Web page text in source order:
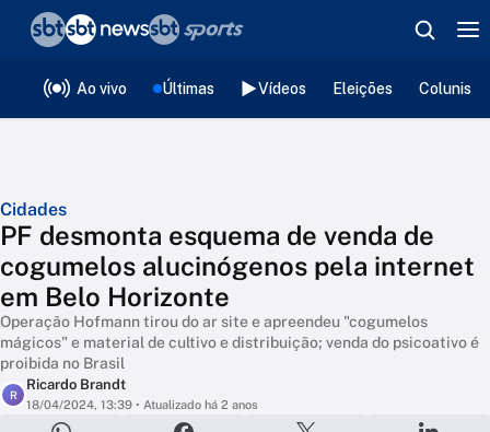
Ao vivo Últimas Vídeos Eleições
Cidades
PF desmonta esquema de venda de
cogumelos alucinógenos pela internet
em Belo Horizonte
Operação Hofmann tirou do ar site e apreendeu "cogumelos
mágicos" e material de cultivo e distribuição; venda do psicoativo é
proibida no Brasil
R
Ricardo Brandt
18/04/2024, 13:39 • Atualizado há 2 anos
❮voltar
Editorias